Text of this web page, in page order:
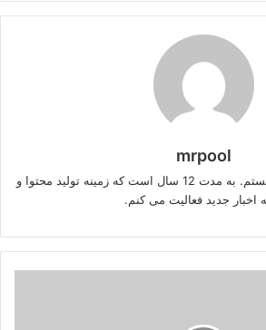
mrpool
محقق دیجیتال مارکتینگ هستم. به مدت 12 سال است که زمینه تولید محتوا و
اخبار جدید فعالیت می کنم.